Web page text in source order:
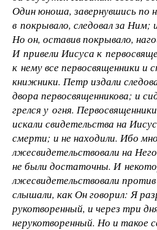
Один юноша, завернувшись по
в покрывало, следовал за Ним;
Но он, оставив покрывало,
И привели Иисуса к
к нему все первосвященники и
книжники. Петр издали
двора первосвященникова; и
грелся у огня.
искали свидетельства на
смерти; и не находили. Ибо
лжесвидетельствовали на
не были достаточны. И
лжесвидетельствовали
слышали, как Он говорил: Я
рукотворенный, и через три
нерукотворенный. Но и такое